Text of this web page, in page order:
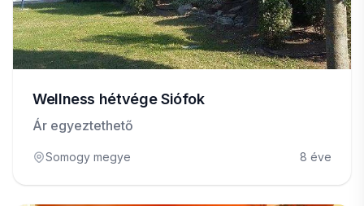
Wellness hétvége Siófok
Ár egyeztethető
Somogy megye 8 éve